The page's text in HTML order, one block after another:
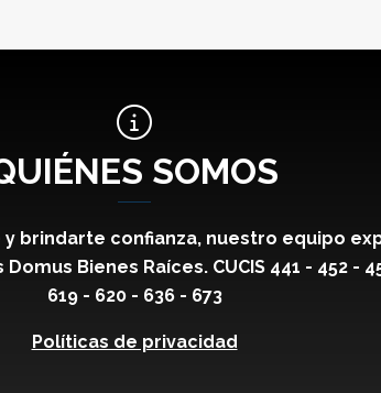
SOMOS
brindarte confianza, nuestro equipo
Bienes Raíces. CUCIS 441 - 452 -
619 - 620 - 636 - 673
Políticas de privacidad